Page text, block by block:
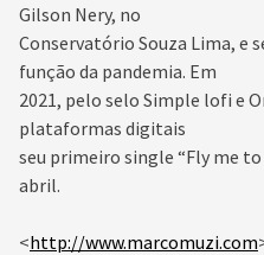
Gilson Nery, no
Conservatório Souza Lima, e
função da pandemia. Em
2021, pelo selo Simple lofi e
plataformas digitais
seu primeiro single “Fly me
abril.
<http://www.marcomuzi.com